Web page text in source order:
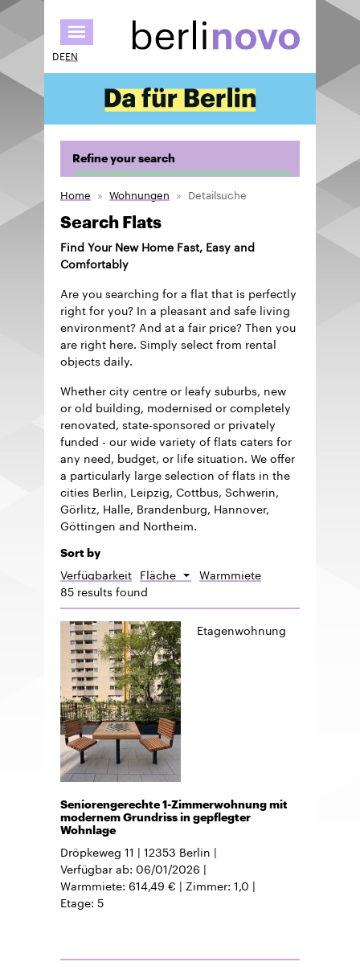
to
main
DEEN
Refine your search
Home Wohnungen Detailsuche
Search Flats
Find Your New Home Fast, Easy and
Comfortably
Are you searching for a flat that is perfectly
right for you? In a pleasant and safe living
environment? And at a fair price? Then you
are right here. Simply select from rental
objects daily.
Whether city centre or leafy suburbs, new
or old building, modernised or completely
renovated, state-sponsored or privately
funded - our wide variety of flats caters for
any need, budget, or life situation. We offer
a particularly large selection of flats in the
cities Berlin, Leipzig, Cottbus, Schwerin,
Görlitz, Halle, Brandenburg, Hannover,
Göttingen and Northeim.
Sort by
Verfügbarkeit Fläche SortWarmmiete
85 results found
Etagenwohnung
Seniorengerechte 1-Zimmerwohnung mit
modernem Grundriss in gepflegter
Wohnlage
Dröpkeweg 11 12353 Berlin
Verfügbar ab 06/01/2026
Warmmiete 614,49 € Zimmer 1,0
Etage 5